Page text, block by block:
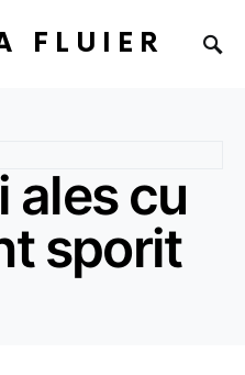
FLUIER
ales cu
sporit